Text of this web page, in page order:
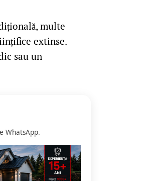
multe
extinse.
sau un
WhatsApp.